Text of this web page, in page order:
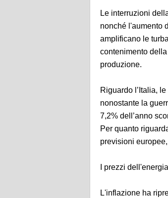
Le interruzioni
nonché l'aumento
amplificano le
contenimento
produzione.
Riguardo l’Italia,
nonostante la
7,2% dell’anno
Per quanto
previsioni
I prezzi
L'inflazione ha